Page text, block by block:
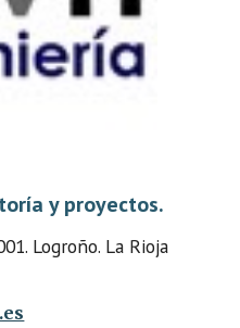
y proyectos.
Logroño. La Rioja